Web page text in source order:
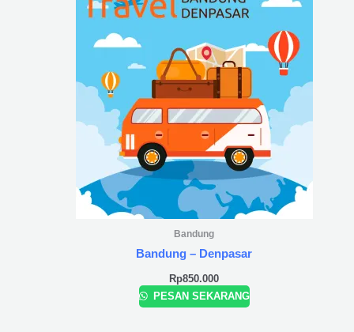
Bandung
Bandung – Denpasar
Rp850.000
PESAN SEKARANG